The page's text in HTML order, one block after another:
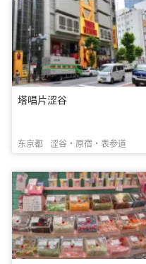
塔唱片涩谷
东京都 涩谷・原宿・表参道